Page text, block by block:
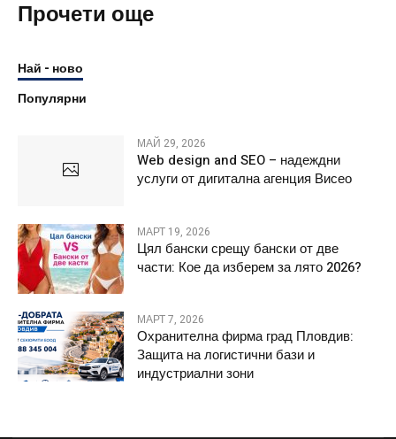
Прочети още
Най - ново
Популярни
МАЙ 29, 2026
Web design and SEO – надеждни
услуги от дигитална агенция Висео
МАРТ 19, 2026
Цял бански срещу бански от две
части: Кое да изберем за лято 2026?
МАРТ 7, 2026
Охранителна фирма град Пловдив:
Защита на логистични бази и
индустриални зони